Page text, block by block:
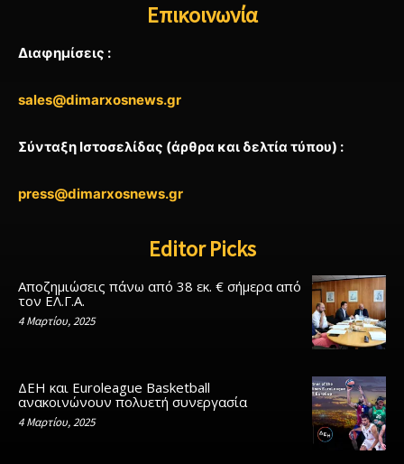
Επικοινωνία
Διαφημίσεις :
sales@dimarxosnews.gr
Σύνταξη Ιστοσελίδας (άρθρα και δελτία τύπου) :
press@dimarxosnews.gr
Editor Picks
Αποζημιώσεις πάνω από 38 εκ. € σήμερα από
τον ΕΛ.Γ.Α.
4 Μαρτίου, 2025
ΔΕΗ και Euroleague Basketball
ανακοινώνουν πολυετή συνεργασία
4 Μαρτίου, 2025